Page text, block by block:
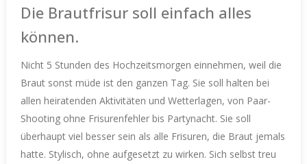
Die Brautfrisur soll einfach alles
können.
Nicht 5 Stunden des Hochzeitsmorgen einnehmen, weil die
Braut sonst müde ist den ganzen Tag. Sie soll halten bei
allen heiratenden Aktivitäten und Wetterlagen, von Paar-
Shooting ohne Frisurenfehler bis Partynacht. Sie soll
überhaupt viel besser sein als alle Frisuren, die Braut jemals
hatte. Stylisch, ohne aufgesetzt zu wirken. Sich selbst treu